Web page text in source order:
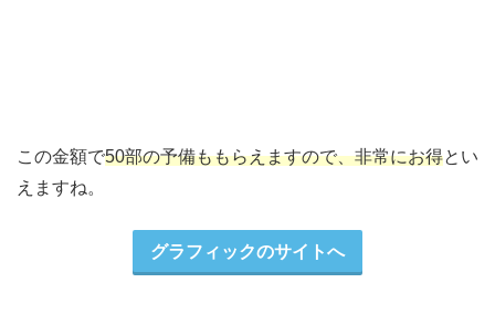
この金額で50部の予備ももらえますので、非常にお得とい
えますね。
グラフィックのサイトへ